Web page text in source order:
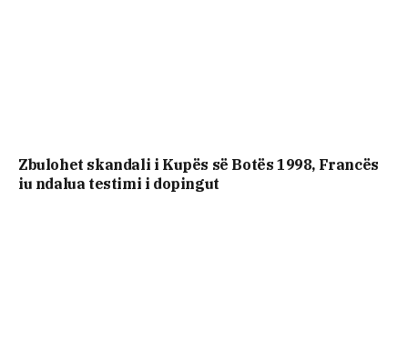
Zbulohet skandali i Kupës së Botës 1998, Francës
iu ndalua testimi i dopingut